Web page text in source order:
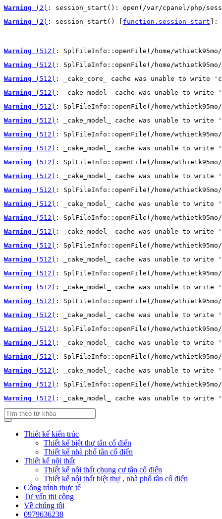
Warning (2) : session_start(): open(/var/cpanel/php/
Warning (2) : session_start() [ function.session-start ]:
Warning (512) : SplFileInfo::openFile(/home/wthietk95mo/
Warning (512) : SplFileInfo::openFile(/home/
Warning (512) : _cake_core_ cache was unable to write
Warning (512) : _cake_model_ cache was unable to
Warning (512) : SplFileInfo::openFile(/home/wthietk95mo/
Warning (512) : _cake_model_ cache was unable to
Warning (512) : SplFileInfo::openFile(/home/wthietk95mo/
Warning (512) : _cake_model_ cache was unable to
Warning (512) : SplFileInfo::openFile(/home/wthietk95mo/
Warning (512) : _cake_model_ cache was unable to
Warning (512) : SplFileInfo::openFile(/home/wthietk95mo/
Warning (512) : _cake_model_ cache was unable to
Warning (512) : SplFileInfo::openFile(/home/wthietk95mo/
Warning (512) : _cake_model_ cache was unable to
Warning (512) : SplFileInfo::openFile(/home/wthietk95mo/
Warning (512) : _cake_model_ cache was unable to
Warning (512) : SplFileInfo::openFile(/home/wthietk95mo/
Warning (512) : _cake_model_ cache was unable to
Warning (512) : SplFileInfo::openFile(/home/wthietk95mo/
Warning (512) : _cake_model_ cache was unable to
Warning (512) : SplFileInfo::openFile(/home/wthietk95mo/
Warning (512) : _cake_model_ cache was unable to
Warning (512) : SplFileInfo::openFile(/home/wthietk95mo/
Warning (512) : _cake_model_ cache was unable to
Warning (512) : SplFileInfo::openFile(/home/wthietk95mo/
Warning (512) : _cake_model_ cache was unable to
Thiết kế kiến trúc
Thiết kế biệt thự tân cổ điển
Thiết kế nhà phố tân cổ điển
Thiết kế nội thất
Thiết kế nội thất chung cư tân cổ điển
Thiết kế nội thất biệt thự , nhà phố tân cổ điển
Công trình thực tế
Tư vấn thi công
Về chúng tôi
0979636238